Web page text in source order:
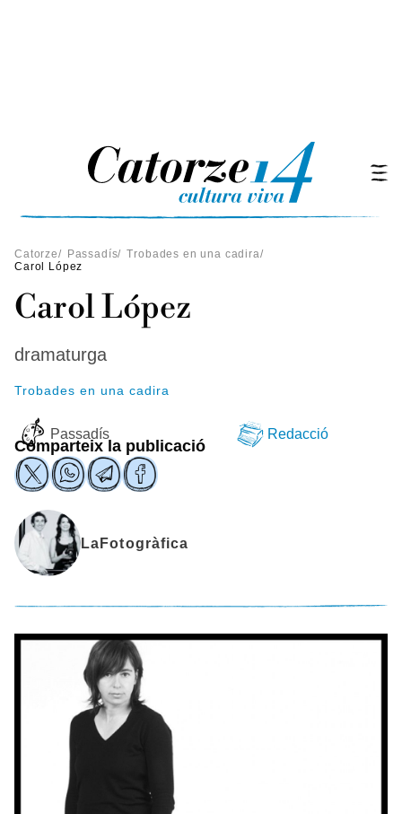
Catorze/ Passadís/ Trobades en una cadira/
Carol López
Carol López
dramaturga
Trobades en una cadira
Passadís Redacció
Comparteix la publicació
LaFotogràfica